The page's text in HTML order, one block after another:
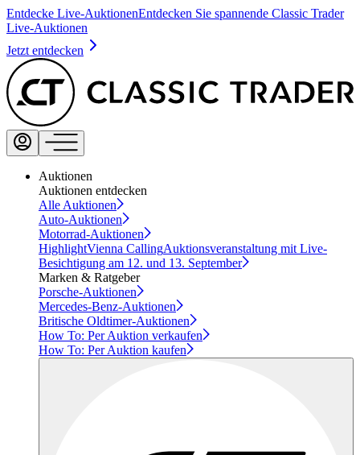
Entdecke Live-AuktionenEntdecken Sie spannende Classic Trader
Live-Auktionen
Jetzt entdecken
Auktionen
Auktionen entdecken
Alle Auktionen
Auto-Auktionen
Motorrad-Auktionen
HighlightVienna CallingAuktionsveranstaltung mit Live-
Besichtigung am 12. und 13. September
Marken & Ratgeber
Porsche-Auktionen
Mercedes-Benz-Auktionen
Britische Oldtimer-Auktionen
How To: Per Auktion verkaufen
How To: Per Auktion kaufen